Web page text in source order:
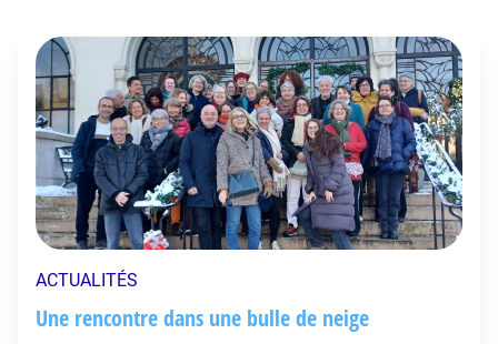
ACTUALITÉS
Une rencontre dans une bulle de neige